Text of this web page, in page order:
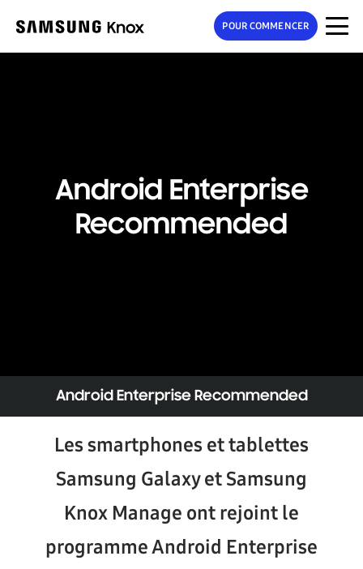
POUR COMMENCER
Android Enterprise
Recommended
Android Enterprise Recommended
Les smartphones et tablettes
Samsung Galaxy et Samsung
Knox Manage ont rejoint le
programme Android Enterprise